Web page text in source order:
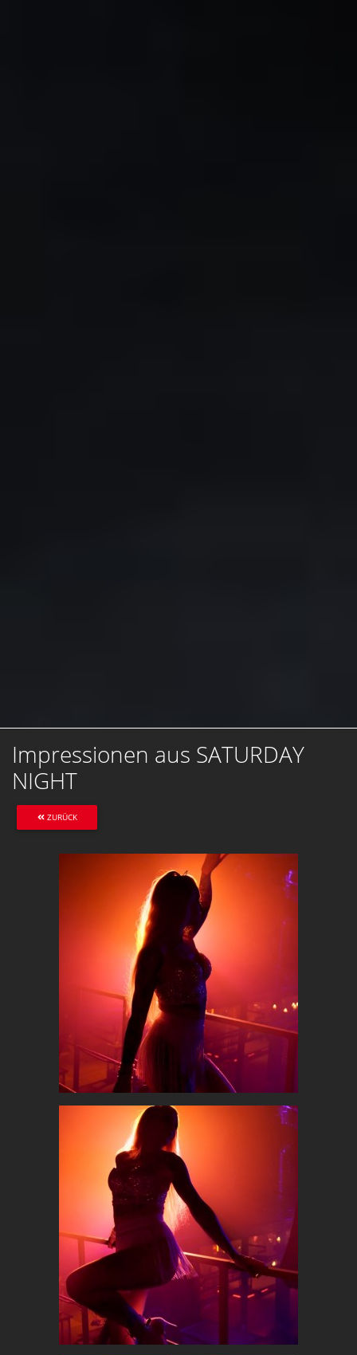
Impressionen aus SATURDAY
NIGHT
ZURÜCK